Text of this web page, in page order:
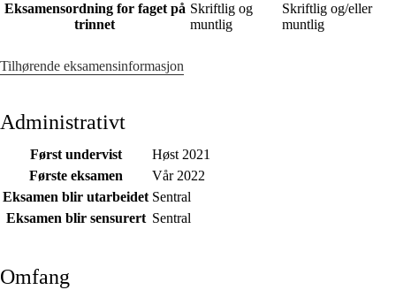
Eksamensordning for faget på
trinnet
Skriftlig og
muntlig
Skriftlig og/eller
muntlig
Tilhørende eksamensinformasjon
Administrativt
Først undervist
Høst 2021
Første eksamen
Vår 2022
Eksamen blir utarbeidet Sentral
Eksamen blir sensurert Sentral
Omfang